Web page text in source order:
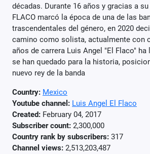
décadas. Durante 16 años y gracias a
FLACO marcó la época de una de las
trascendentales del género, en 2020
camino como solista, actualmente con
años de carrera Luis Angel "El Flaco"
se han quedado para la historia,
nuevo rey de la banda
Country: Mexico
Youtube channel: Luis Angel El Flaco
Created: February 04, 2017
Subscriber count: 2,300,000
Country rank by subscribers: 317
Channel views: 2,513,203,487